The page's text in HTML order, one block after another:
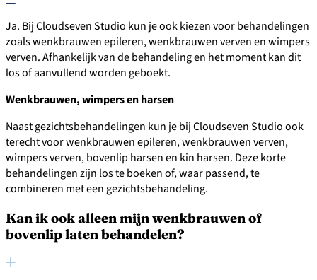
Ja. Bij Cloudseven Studio kun je ook kiezen voor behandelingen
zoals wenkbrauwen epileren, wenkbrauwen verven en wimpers
verven. Afhankelijk van de behandeling en het moment kan dit
los of aanvullend worden geboekt.
Wenkbrauwen, wimpers en harsen
Naast gezichtsbehandelingen kun je bij Cloudseven Studio ook
terecht voor wenkbrauwen epileren, wenkbrauwen verven,
wimpers verven, bovenlip harsen en kin harsen. Deze korte
behandelingen zijn los te boeken of, waar passend, te
combineren met een gezichtsbehandeling.
Kan ik ook alleen mijn wenkbrauwen of
bovenlip laten behandelen?